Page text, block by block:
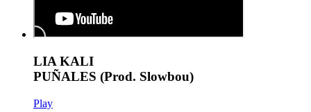
LIA KALI
PUÑALES (Prod. Slowbou)
Play